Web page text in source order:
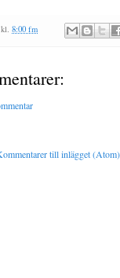
kl. 8:00 fm
till inlägget (Atom)